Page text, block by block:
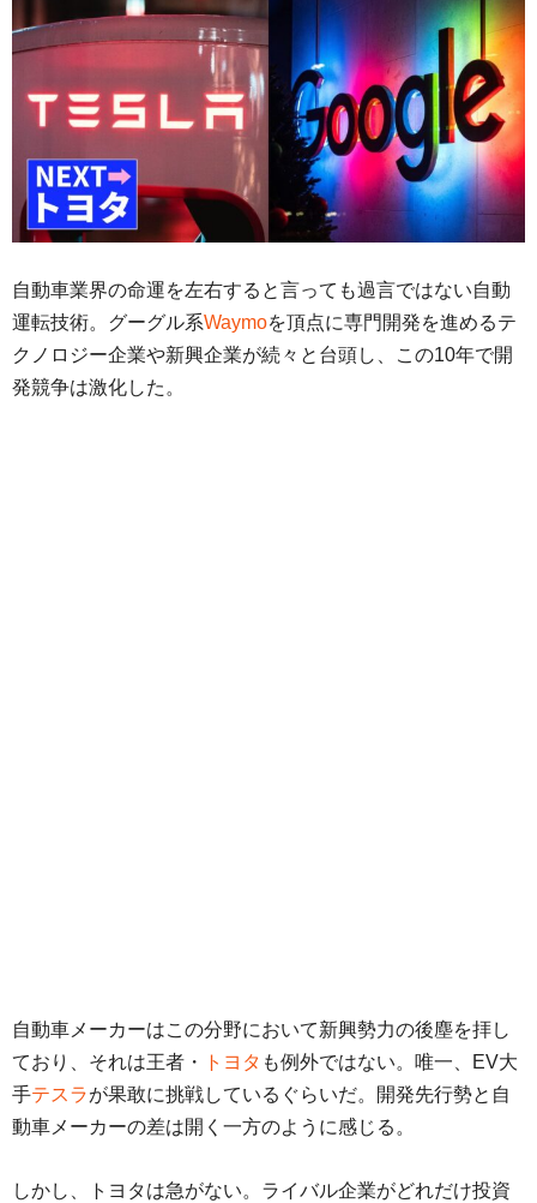
自動車業界の命運を左右すると言っても過言ではない自動
運転技術。グーグル系Waymoを頂点に専門開発を進めるテ
クノロジー企業や新興企業が続々と台頭し、この10年で開
発競争は激化した。
自動車メーカーはこの分野において新興勢力の後塵を拝し
ており、それは王者・
トヨタ も例外ではない。唯一、EV大
手テスラが果敢に挑戦しているぐらいだ。開発先行勢と自
動車メーカーの差は開く一方のように感じる。
しかし、トヨタは急がない。ライバル企業がどれだけ投資